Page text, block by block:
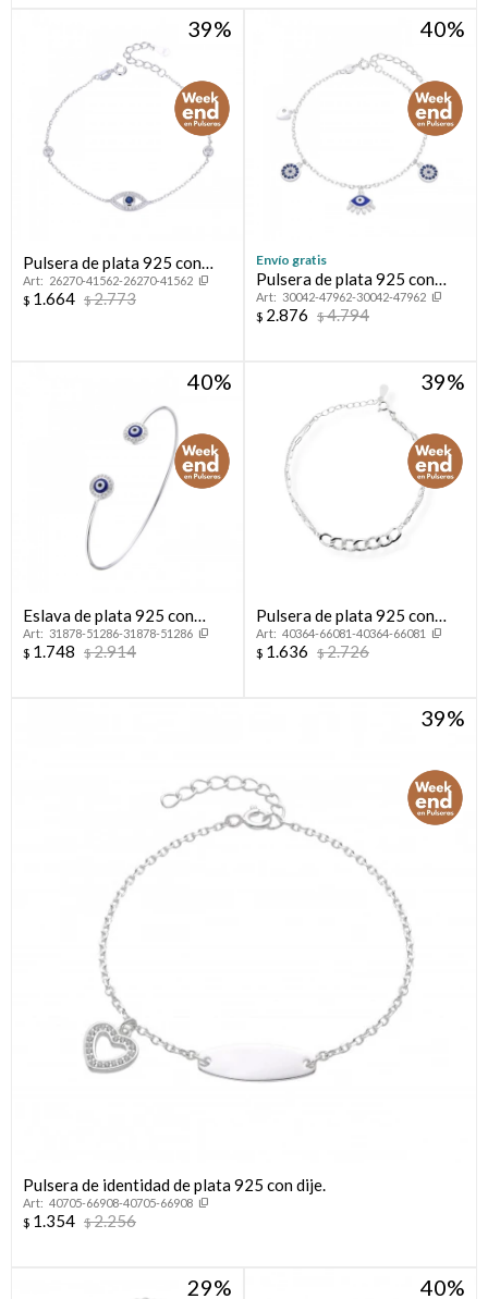
39
Pulsera de plata 925 con
circonias, OJO TURCO.
26270-41562-26270-41562
$ 1.664 $2.773
40
Envío gratis
Pulsera de plata 925 con
circonia, Línea Nazar.
30042-47962-30042-47962
$ 2.876 $4.794
40
Eslava de plata 925 con
circonias y esmalte, OJO
TURCO.
31878-51286-31878-51286
$ 1.748 $2.914
39
Pulsera de plata 925 con
circonias.
40364-66081-40364-66081
$ 1.636 $2.726
39
Pulsera de identidad de plata 925 con dije.
40705-66908-40705-66908
$ 1.354 $2.256
29 40
Día del niño